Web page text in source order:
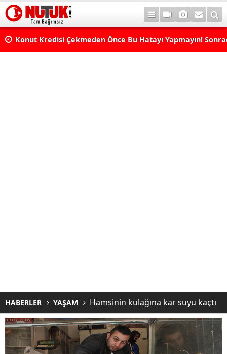
Konut Kredisi Çekmeden Önce Bu Hatayı Yapmayın!
HABERLER YAŞAM Hamsinin kulağına kar suyu kaçtı